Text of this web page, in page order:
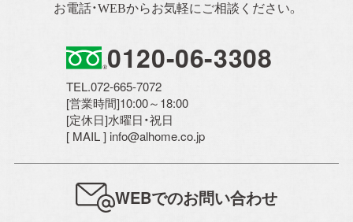
会社概要
施工事例
スタッフ紹介
お電話・WEBからお気軽にご相談ください。
0120-06-3308
TEL.072-665-7072
[営業時間]10:00～18:00
[定休日]水曜日・祝日
[ MAIL ] info@alhome.co.jp
WEBでのお問い合わせ